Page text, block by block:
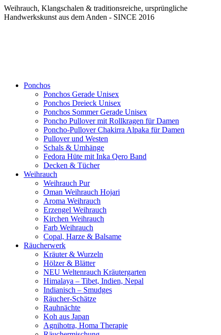
Weihrauch, Klangschalen & traditionsreiche, ursprüngliche
Handwerkskunst aus dem Anden - SINCE 2016
Ponchos
Ponchos Gerade Unisex
Ponchos Dreieck Unisex
Ponchos Sommer Gerade Unisex
Poncho Pullover mit Rollkragen für Damen
Poncho-Pullover Chakirra Alpaka für Damen
Pullover und Westen
Schals & Umhänge
Fedora Hüte mit Inka Qero Band
Decken & Tücher
Weihrauch
Weihrauch Pur
Oman Weihrauch Hojari
Aroma Weihrauch
Erzengel Weihrauch
Kirchen Weihrauch
Farb Weihrauch
Copal, Harze & Balsame
Räucherwerk
Kräuter & Wurzeln
Hölzer & Blätter
NEU Weltenrauch Kräutergarten
Himalaya – Tibet, Indien, Nepal
Indianisch – Smudges
Räucher-Schätze
Rauhnächte
Koh aus Japan
Agnihotra, Homa Therapie